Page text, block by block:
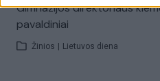
Gimnazijos direktoriaus
pavaldiniai
Žinios Lietuvos diena